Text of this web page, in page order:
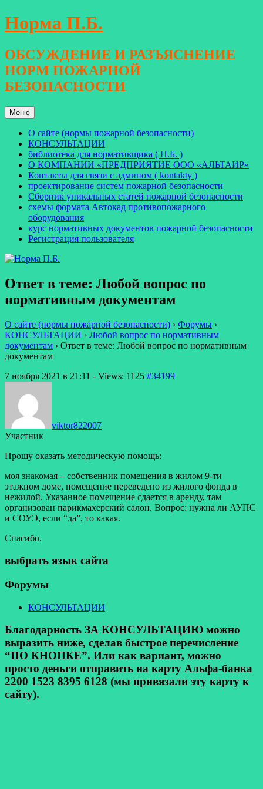
Перейти
к
Норма П.Б.
ОБСУЖДЕНИЕ И РАЗЪЯСНЕНИЕ
НОРМ ПОЖАРНОЙ
БЕЗОПАСНОСТИ
Меню
О сайте (нормы пожарной безопасности)
КОНСУЛЬТАЦИИ
библиотека для нормативщика ( П.Б. )
О КОМПАНИИ «ПРЕДПРИЯТИЕ ООО «АЛЬТАИР»
Контакты для связи с админом ( kontakty )
проектирование систем пожарной безопасности
Сборник уникальных статей пожарной безопасности
схемы формата Автокад противопожарного
оборудования
курс нормативных документов пожарной безопасности
Регистрация пользователя
Ответ в теме: Любой вопрос по
нормативным документам
О сайте (нормы пожарной безопасности) › Форумы ›
КОНСУЛЬТАЦИИ › Любой вопрос по нормативным
документам › Ответ в теме: Любой вопрос по нормативным
документам
7 ноября 2021 в 21:11 - Views: 1125 #34199
viktor822007
Участник
Прошу оказать методическую помощь:
моя знакомая – собственник помещения в жилом 9-ти
этажном доме, помещение переведено из жилого фонда в
нежилой. Указанное помещение сдается в аренду, там
организован парикмахерский салон. Вопрос: нужна ли АУПС
и СОУЭ, если “да”, то какая.
Спасибо.
выбрать язык сайта
Форумы
КОНСУЛЬТАЦИИ
Благодарность ЗА КОНСУЛЬТАЦИЮ можно
выразить ниже, сделав быстрое перечисление
“ПО КНОПКЕ”. Или как вариант, можно
просто деньги отправить на карту Альфа-банка
2200 1523 8395 6128 (мы привязали эту карту к
сайту).